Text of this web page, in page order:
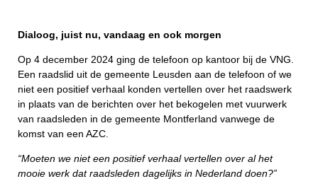
Dialoog, juist nu, vandaag en ook morgen
Op 4 december 2024 ging de telefoon op kantoor bij de VNG.
Een raadslid uit de gemeente Leusden aan de telefoon of we
niet een positief verhaal konden vertellen over het raadswerk
in plaats van de berichten over het bekogelen met vuurwerk
van raadsleden in de gemeente Montferland vanwege de
komst van een AZC.
“Moeten we niet een positief verhaal vertellen over al het
mooie werk dat raadsleden dagelijks in Nederland doen?”